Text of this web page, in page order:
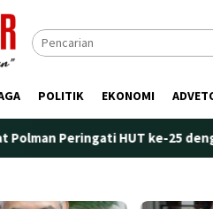
POLITIK EKONOMI
HUT ke-25 dengan Aksi